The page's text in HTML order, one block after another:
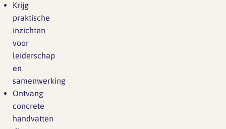
Krijg
praktische
inzichten
voor
leiderschap
en
samenwerking
Ontvang
concrete
handvatten